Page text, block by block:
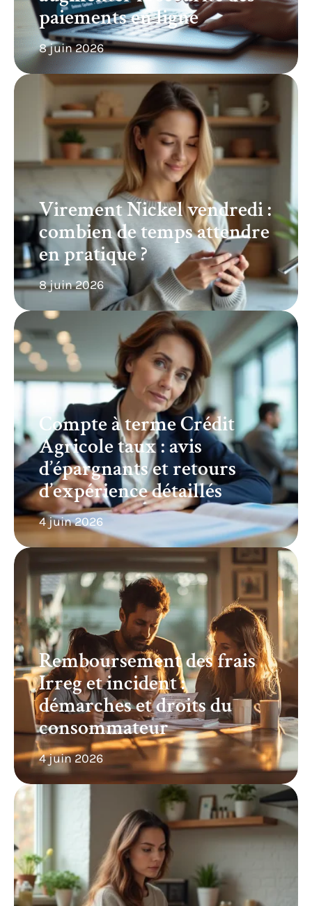
paiements en ligne
8 juin 2026
Virement Nickel vendredi :
combien de temps attendre
en pratique ?
8 juin 2026
Compte à terme Crédit
Agricole taux : avis
d’épargnants et retours
d’expérience détaillés
4 juin 2026
Remboursement des frais
Irreg et incident :
démarches et droits du
consommateur
4 juin 2026